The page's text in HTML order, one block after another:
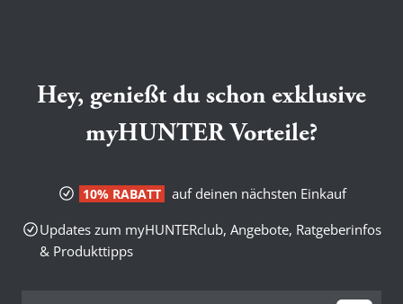
Hey, genießt du schon exklusive
myHUNTER Vorteile?
10% RABATT
auf deinen nächsten Einkauf
Updates zum myHUNTERclub, Angebote, Ratgeberinfos
& Produkttipps